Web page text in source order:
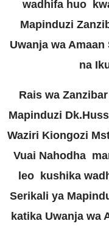
wadhifa huo
Mapinduzi
Uwanja wa
na
Rais wa
Mapinduzi
Waziri Kiongozi
Vuai Nahodha
leo kushika
Serikali ya
katika Uwanja wa